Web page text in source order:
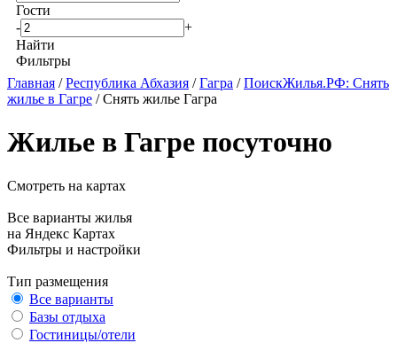
Гости
-
+
Найти
Фильтры
Главная /Республика Абхазия /Гагра /ПоискЖилья.РФ: Снять
жилье в Гагре / Снять жилье Гагра
Жилье в Гагре посуточно
Смотреть на картах
Все варианты жилья
на Яндекс Картах
Фильтры и настройки
Тип размещения
Все варианты
Базы отдыха
Гостиницы/отели